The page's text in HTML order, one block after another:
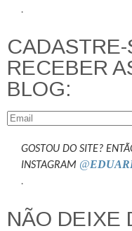
.
RECEBER
BLOG:
GOSTOU DO SITE?
INSTAGRAM @
.
NÃO DEIXE